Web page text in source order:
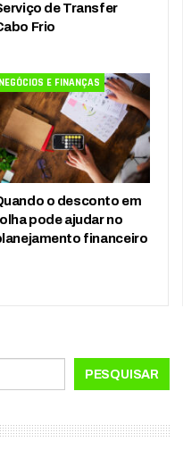
de Transfer
Frio
NEGÓCIOS E FINANÇAS
o desconto em
pode ajudar no
financeiro
PESQUISAR